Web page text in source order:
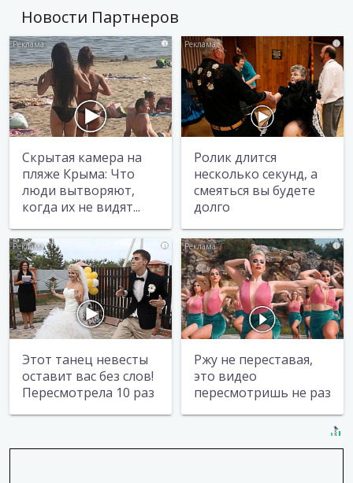
Новости Партнеров
i
Скрытая камера на
пляже Крыма: Что
люди вытворяют,
когда их не видят...
i
Ролик длится
несколько секунд, а
смеяться вы будете
долго
i
Этот танец невесты
оставит вас без слов!
Пересмотрела 10 раз
i
Ржу не переставая,
это видео
пересмотришь не раз